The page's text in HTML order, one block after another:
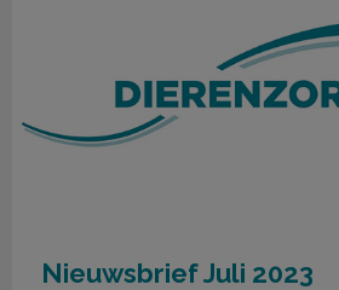
Nieuwsbrief Juli 2023